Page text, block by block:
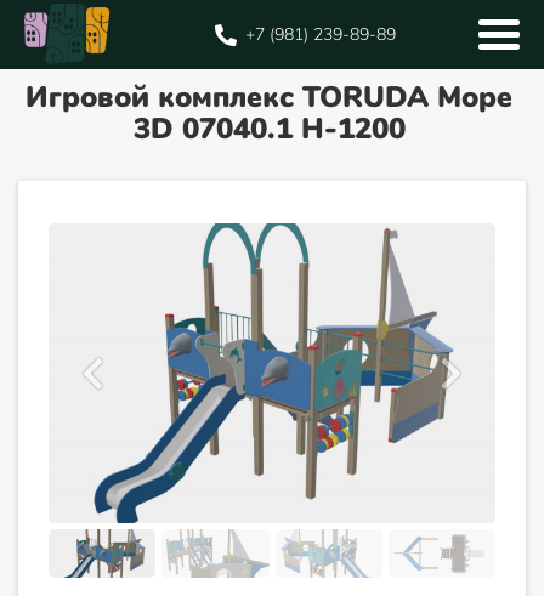
+7 (981) 239-89-89
Игровой комплекс TORUDA Море
3D 07040.1 Н-1200